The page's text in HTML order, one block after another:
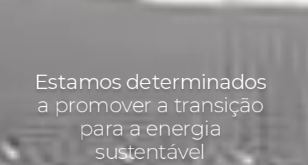
Estamos determinados
a promover a transição
para a energia
sustentável